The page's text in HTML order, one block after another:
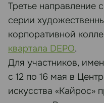
Третье направление
серии
корпоративной
квартала DEPO.
Для участников,
с 12 по 16 мая в
искусства «Кайрос»